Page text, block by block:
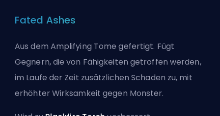
Fated Ashes
Aus dem Amplifying Tome gefertigt. Fügt
Gegnern, die von Fähigkeiten getroffen werden,
im Laufe der Zeit zusätzlichen Schaden zu, mit
erhöhter Wirksamkeit gegen Monster.